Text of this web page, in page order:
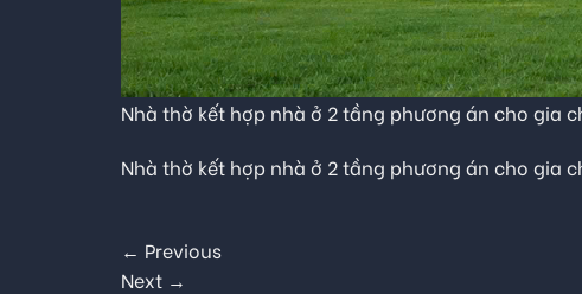
Nhà thờ kết hợp nhà ở 2 tầng phương án cho gia
Nhà thờ kết hợp nhà ở 2 tầng phương án cho gia
← Previous
Next →